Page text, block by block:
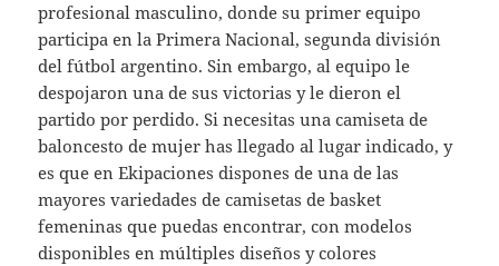
profesional masculino, donde su primer equipo
participa en la Primera Nacional, segunda división
del fútbol argentino. Sin embargo, al equipo le
despojaron una de sus victorias y le dieron el
partido por perdido. Si necesitas una camiseta de
baloncesto de mujer has llegado al lugar indicado, y
es que en Ekipaciones dispones de una de las
mayores variedades de camisetas de basket
femeninas que puedas encontrar, con modelos
disponibles en múltiples diseños y colores